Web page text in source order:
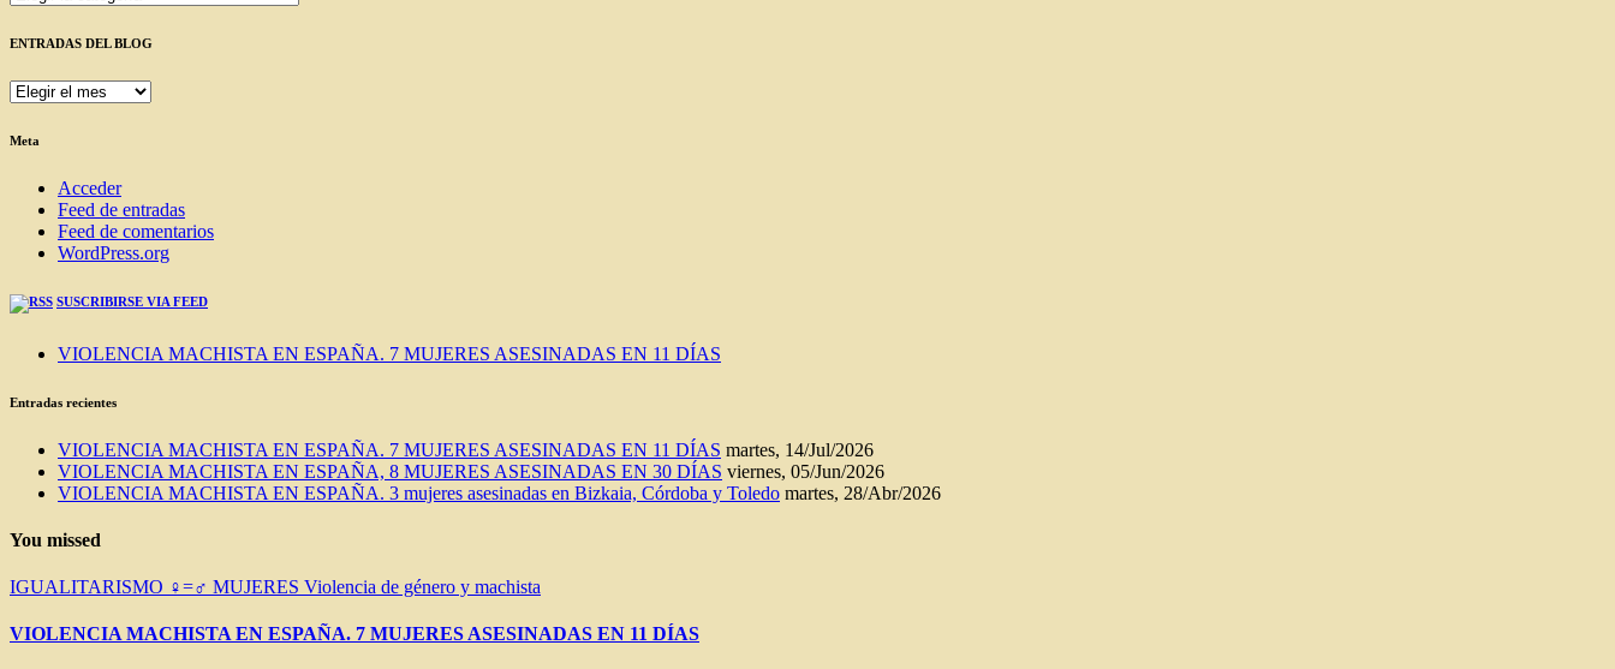
ENTRADAS DEL BLOG
ENTRADAS
BLOG
Meta
Acceder
Feed de entradas
Feed de comentarios
WordPress.org
SUSCRIBIRSE VIA FEED
VIOLENCIA MACHISTA EN ESPAÑA. 7 MUJERES ASESINADAS EN 11 DÍAS
Entradas recientes
VIOLENCIA MACHISTA EN ESPAÑA. 7 MUJERES ASESINADAS EN 11 DÍAS martes, 14/Jul/2026
VIOLENCIA MACHISTA EN ESPAÑA, 8 MUJERES ASESINADAS EN 30 DÍAS viernes, 05/Jun/2026
VIOLENCIA MACHISTA EN ESPAÑA. 3 mujeres asesinadas en Bizkaia, Córdoba y Toledo martes, 28/Abr/2026
You missed
IGUALITARISMO ♀=♂ MUJERES Violencia de género y machista
VIOLENCIA MACHISTA EN ESPAÑA. 7 MUJERES ASESINADAS EN 11 DÍAS